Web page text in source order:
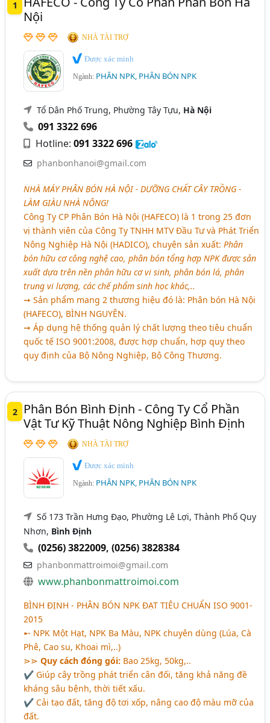
Kon Tum
1
Nội
NHÀ TÀI TRỢ
Được xác minh
Ngành: PHÂN NPK, PHÂN BÓN NPK
Tổ Dân Phố Trung, Phường Tây Tựu, Hà Nội
091 3322 696
Hotline:091 3322 696
phanbonhanoi@gmail.com
NHÀ MÁY PHÂN BÓN HÀ NỘI - DƯỠNG CHẤT CÂY TRỒNG -
LÀM GIÀU NHÀ NÔNG!
Công Ty CP Phân Bón Hà Nội (HAFECO) là 1 trong 25 đơn
vị thành viên của Công Ty TNHH MTV Đầu Tư và Phát Triển
Nông Nghiệp Hà Nội (HADICO), chuyên sản xuất:Phân
bón hữu cơ công nghệ cao, phân bón tổng hợp NPK được sản
xuất dựa trên nền phân hữu cơ vi sinh, phân bón lá, phân
trung vi lượng, các chế phẩm sinh học khác,..
➞ Sản phẩm mang 2 thương hiệu đó là: Phân bón Hà Nội
(HAFECO), BÌNH NGUYÊN.
➞ Áp dụng hệ thống quản lý chất lượng theo tiêu chuẩn
quốc tế ISO 9001:2008, được hợp chuẩn, hợp quy theo
quy định của Bộ Nông Nghiệp, Bộ Công Thương.
2
Phân Bón Bình Định - Công Ty Cổ Phần
Vật Tư Kỹ Thuật Nông Nghiệp Bình Định
NHÀ TÀI TRỢ
Được xác minh
Ngành: PHÂN NPK, PHÂN BÓN NPK
Số 173 Trần Hưng Đạo, Phường Lê Lợi, Thành Phố Quy
Nhơn, Bình Định
(0256) 3822009,(0256) 3828384
phanbonmattroimoi@gmail.com
www.phanbonmattroimoi.com
BÌNH ĐỊNH - PHÂN BÓN NPK ĐẠT TIÊU CHUẨN ISO 9001-
2015
➸ NPK Một Hạt, NPK Ba Màu, NPK chuyên dùng (Lúa, Cà
Phê, Cao su, Khoai mì,..)
⋗⋗Quy cách đóng gói: Bao 25kg, 50kg,..
✔ Giúp cây trồng phát triển cân đối, tăng khả năng đề
kháng sâu bệnh, thời tiết xấu.
✔ Cải tạo đất, tăng độ tơi xốp, nâng cao độ màu mỡ của
đất.